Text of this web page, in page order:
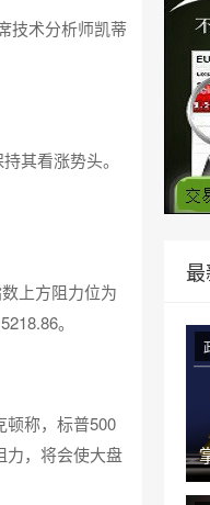
技术分析师凯蒂
其看涨势头。
上方阻力位为
。
顿称，标普500
力，将会使大盘